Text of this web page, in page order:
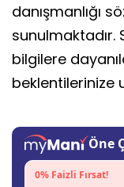
danışmanlığı
bilgilere
beklentilerinize